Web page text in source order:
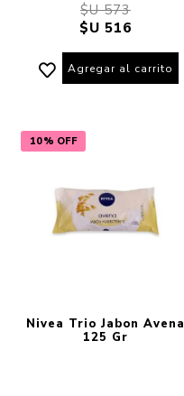
$U 573
$U 516
Agregar al carrito
10% OFF
Nivea Trio Jabon Avena
125 Gr